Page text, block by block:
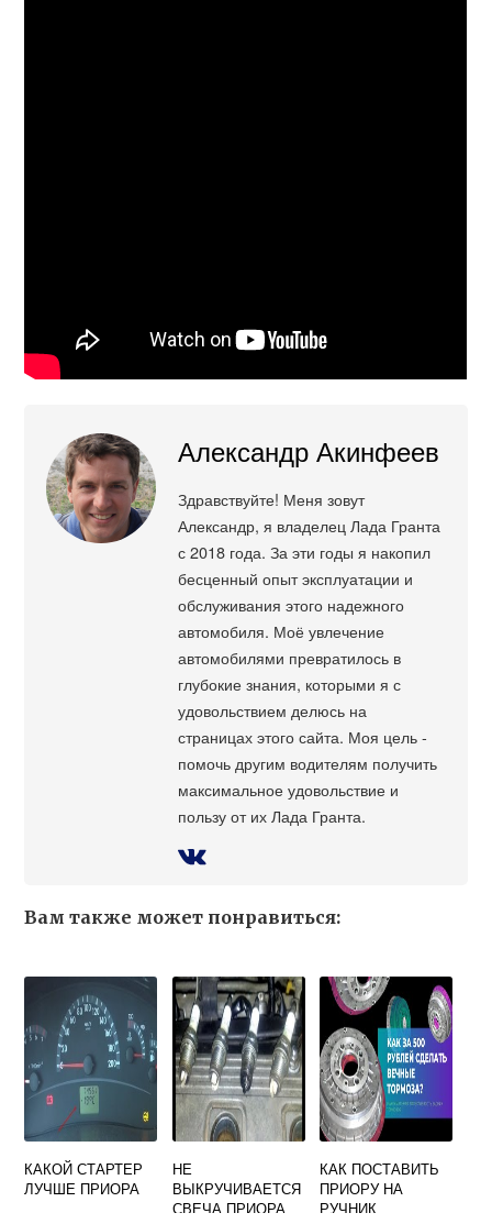
Александр Акинфеев
Здравствуйте! Меня зовут
Александр, я владелец Лада Гранта
с 2018 года. За эти годы я накопил
бесценный опыт эксплуатации и
обслуживания этого надежного
автомобиля. Моё увлечение
автомобилями превратилось в
глубокие знания, которыми я с
удовольствием делюсь на
страницах этого сайта. Моя цель -
помочь другим водителям получить
максимальное удовольствие и
пользу от их Лада Гранта.
Вам также может понравиться:
КАКОЙ СТАРТЕР
ЛУЧШЕ ПРИОРА
НЕ
ВЫКРУЧИВАЕТСЯ
СВЕЧА ПРИОРА
КАК ПОСТАВИТЬ
ПРИОРУ НА
РУЧНИК